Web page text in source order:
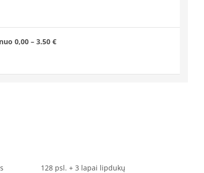
nuo 0,00 – 3.50 €
128 psl. + 3 lapai lipdukų